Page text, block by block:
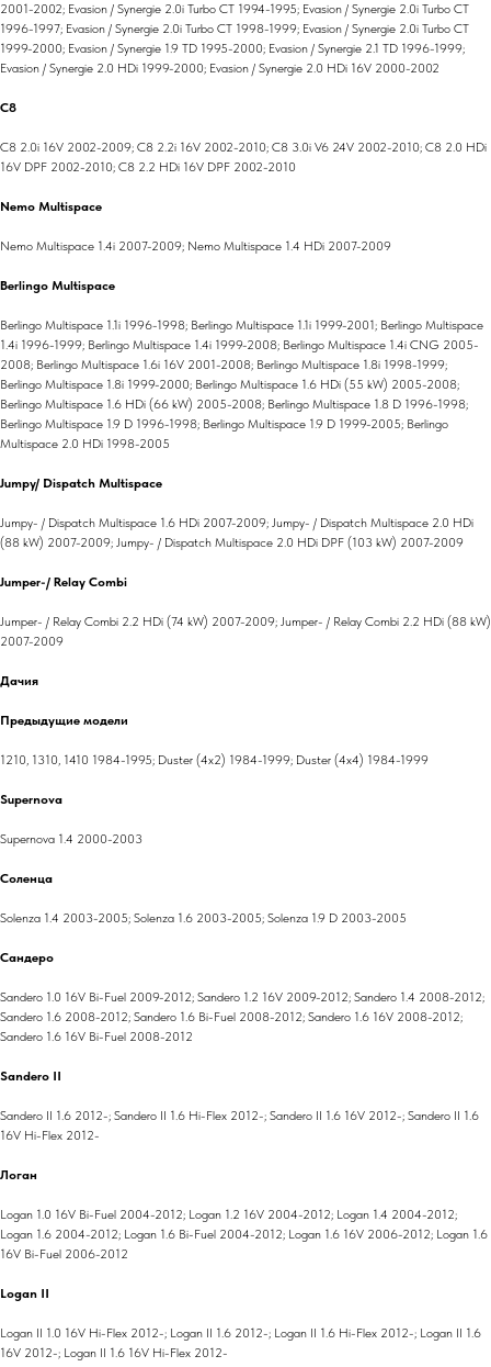
2001-2002; Evasion / Synergie 2.0i Turbo CT 1994-1995; Evasion / Synergie 2.0i Turbo CT
1996-1997; Evasion / Synergie 2.0i Turbo CT 1998-1999; Evasion / Synergie 2.0i Turbo CT
1999-2000; Evasion / Synergie 1.9 TD 1995-2000; Evasion / Synergie 2.1 TD 1996-1999;
Evasion / Synergie 2.0 HDi 1999-2000; Evasion / Synergie 2.0 HDi 16V 2000-2002
C8
C8 2.0i 16V 2002-2009; C8 2.2i 16V 2002-2010; C8 3.0i V6 24V 2002-2010; C8 2.0 HDi
16V DPF 2002-2010; C8 2.2 HDi 16V DPF 2002-2010
Nemo Multispace
Nemo Multispace 1.4i 2007-2009; Nemo Multispace 1.4 HDi 2007-2009
Berlingo Multispace
Berlingo Multispace 1.1i 1996-1998; Berlingo Multispace 1.1i 1999-2001; Berlingo Multispace
1.4i 1996-1999; Berlingo Multispace 1.4i 1999-2008; Berlingo Multispace 1.4i CNG 2005-
2008; Berlingo Multispace 1.6i 16V 2001-2008; Berlingo Multispace 1.8i 1998-1999;
Berlingo Multispace 1.8i 1999-2000; Berlingo Multispace 1.6 HDi (55 kW) 2005-2008;
Berlingo Multispace 1.6 HDi (66 kW) 2005-2008; Berlingo Multispace 1.8 D 1996-1998;
Berlingo Multispace 1.9 D 1996-1998; Berlingo Multispace 1.9 D 1999-2005; Berlingo
Multispace 2.0 HDi 1998-2005
Jumpy/ Dispatch Multispace
Jumpy- / Dispatch Multispace 1.6 HDi 2007-2009; Jumpy- / Dispatch Multispace 2.0 HDi
(88 kW) 2007-2009; Jumpy- / Dispatch Multispace 2.0 HDi DPF (103 kW) 2007-2009
Jumper-/ Relay Combi
Jumper- / Relay Combi 2.2 HDi (74 kW) 2007-2009; Jumper- / Relay Combi 2.2 HDi (88 kW)
2007-2009
Дачия
Предыдущие модели
1210, 1310, 1410 1984-1995; Duster (4x2) 1984-1999; Duster (4x4) 1984-1999
Supernova
Supernova 1.4 2000-2003
Соленца
Solenza 1.4 2003-2005; Solenza 1.6 2003-2005; Solenza 1.9 D 2003-2005
Сандеро
Sandero 1.0 16V Bi-Fuel 2009-2012; Sandero 1.2 16V 2009-2012; Sandero 1.4 2008-2012;
Sandero 1.6 2008-2012; Sandero 1.6 Bi-Fuel 2008-2012; Sandero 1.6 16V 2008-2012;
Sandero 1.6 16V Bi-Fuel 2008-2012
Sandero II
Sandero II 1.6 2012-; Sandero II 1.6 Hi-Flex 2012-; Sandero II 1.6 16V 2012-; Sandero II 1.6
16V Hi-Flex 2012-
Логан
Logan 1.0 16V Bi-Fuel 2004-2012; Logan 1.2 16V 2004-2012; Logan 1.4 2004-2012;
Logan 1.6 2004-2012; Logan 1.6 Bi-Fuel 2004-2012; Logan 1.6 16V 2006-2012; Logan 1.6
16V Bi-Fuel 2006-2012
Logan II
Logan II 1.0 16V Hi-Flex 2012-; Logan II 1.6 2012-; Logan II 1.6 Hi-Flex 2012-; Logan II 1.6
16V 2012-; Logan II 1.6 16V Hi-Flex 2012-